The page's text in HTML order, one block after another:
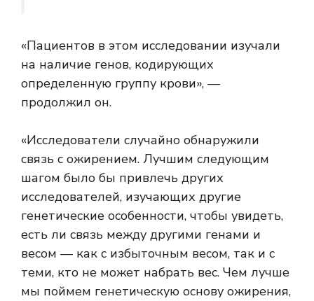
«Пациентов в этом исследовании изучали
на наличие генов, кодирующих
определенную группу крови», —
продолжил он.
«Исследователи случайно обнаружили
связь с ожирением. Лучшим следующим
шагом было бы привлечь других
исследователей, изучающих другие
генетические особенности, чтобы увидеть,
есть ли связь между другими генами и
весом — как с избыточным весом, так и с
теми, кто не может набрать вес. Чем лучше
мы поймем генетическую основу ожирения,